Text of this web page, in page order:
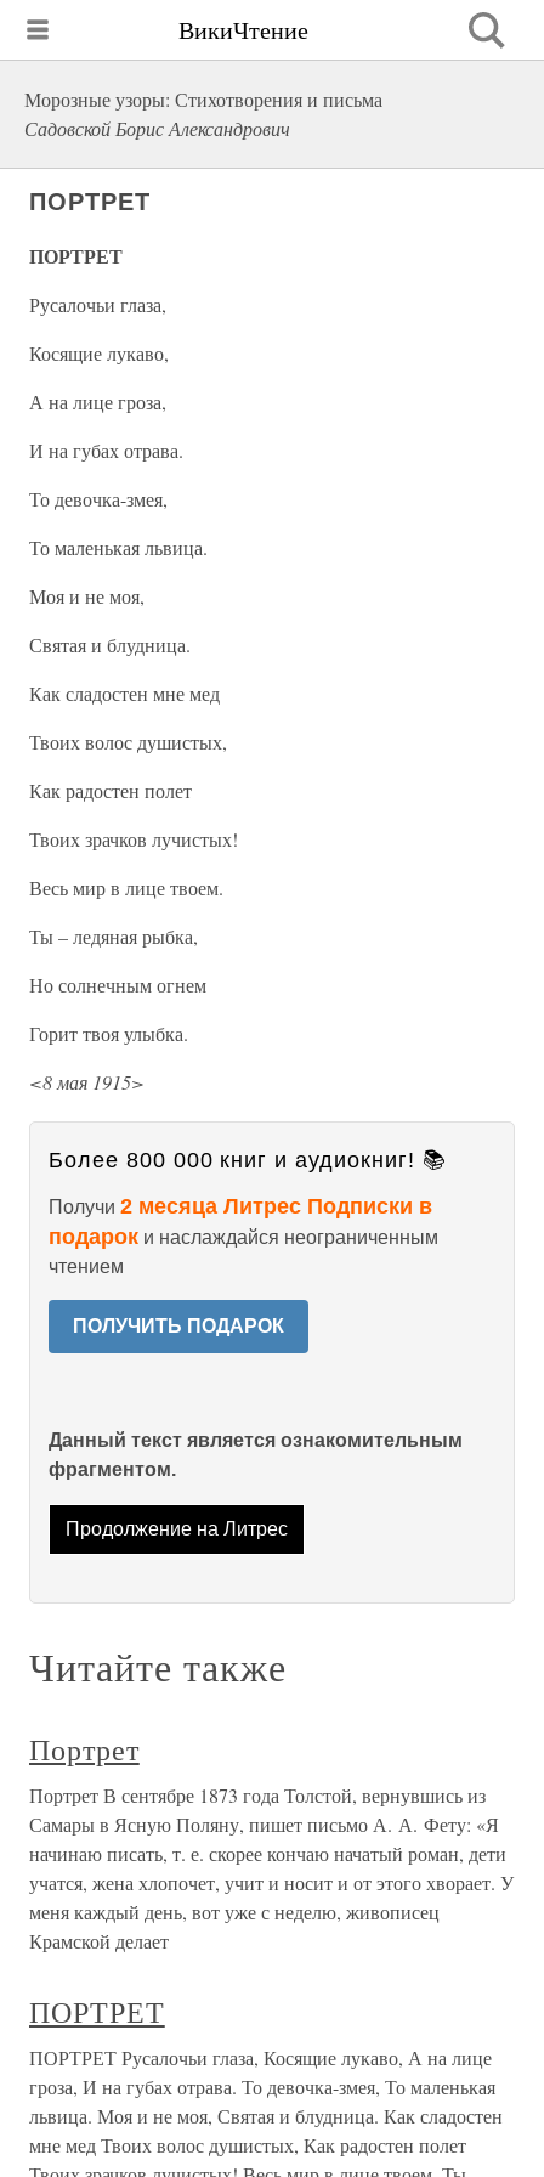
ВикиЧтение
Морозные узоры: Стихотворения и письма
Садовской Борис Александрович
ПОРТРЕТ
ПОРТРЕТ
Русалочьи глаза,
Косящие лукаво,
А на лице гроза,
И на губах отрава.
То девочка-змея,
То маленькая львица.
Моя и не моя,
Святая и блудница.
Как сладостен мне мед
Твоих волос душистых,
Как радостен полет
Твоих зрачков лучистых!
Весь мир в лице твоем.
Ты – ледяная рыбка,
Но солнечным огнем
Горит твоя улыбка.
<8 мая 1915>
Более 800 000 книг и аудиокниг! 📚
Получи 2 месяца Литрес Подписки в
подарок и наслаждайся неограниченным
чтением
ПОЛУЧИТЬ ПОДАРОК
Данный текст является ознакомительным
фрагментом.
Продолжение на Литрес
Читайте также
Портрет
Портрет В сентябре 1873 года Толстой, вернувшись из
Самары в Ясную Поляну, пишет письмо А. А. Фету: «Я
начинаю писать, т. е. скорее кончаю начатый роман, дети
учатся, жена хлопочет, учит и носит и от этого хворает. У
меня каждый день, вот уже с неделю, живописец
Крамской делает
ПОРТРЕТ
ПОРТРЕТ Русалочьи глаза, Косящие лукаво, А на лице
гроза, И на губах отрава. То девочка-змея, То маленькая
львица. Моя и не моя, Святая и блудница. Как сладостен
мне мед Твоих волос душистых, Как радостен полет